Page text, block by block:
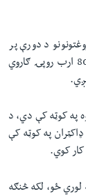
د دورې پر
مهال ويلي، حکومت هر کال د روغتيا پر څانګه شاوخوا 80 ارب روپۍ ګاروي
وایي د صوبې له څلور زره ډاکټرانو څخه 25 سوه په کوټه کې دي، د
په کوټه کې
کار کوي.
ځو، لکه څنګه